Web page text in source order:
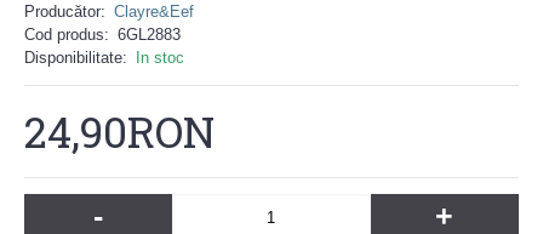
Producător: Clayre&Eef
Cod produs: 6GL2883
Disponibilitate:
In stoc
24,90RON
- +